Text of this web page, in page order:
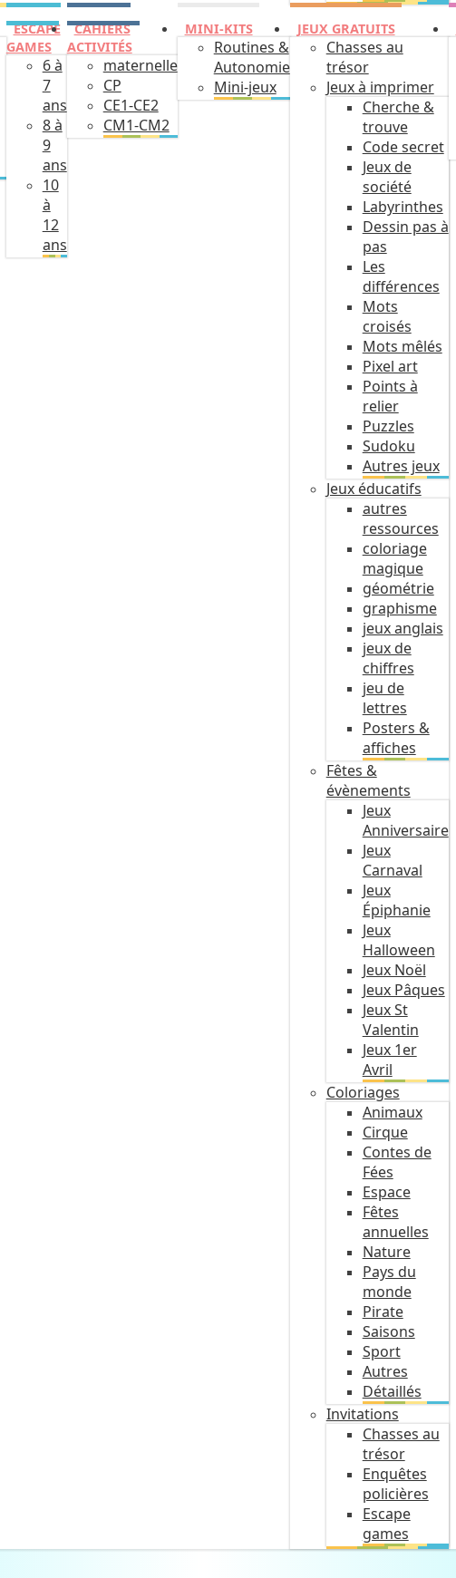
ESCAPE
GAMES
6 à
7
ans
8 à
9
ans
10
à
12
ans
CAHIERS
ACTIVITÉS
maternelle
CP
CE1-CE2
CM1-CM2
MINI-KITS
Routines &
Autonomie
Mini-jeux
JEUX GRATUITS
Chasses au
trésor
Jeux à imprimer
Cherche &
trouve
Code secret
Jeux de
société
Labyrinthes
Dessin pas à
pas
Les
différences
Mots
croisés
Mots mêlés
Pixel art
Points à
relier
Puzzles
Sudoku
Autres jeux
Jeux éducatifs
autres
ressources
coloriage
magique
géométrie
graphisme
jeux anglais
jeux de
chiffres
jeu de
lettres
Posters &
affiches
Fêtes &
évènements
Jeux
Anniversaire
Jeux
Carnaval
Jeux
Épiphanie
Jeux
Halloween
Jeux Noël
Jeux Pâques
Jeux St
Valentin
Jeux 1er
Avril
Coloriages
Animaux
Cirque
Contes de
Fées
Espace
Fêtes
annuelles
Nature
Pays du
monde
Pirate
Saisons
Sport
Autres
Détaillés
Invitations
Chasses au
trésor
Enquêtes
policières
Escape
games